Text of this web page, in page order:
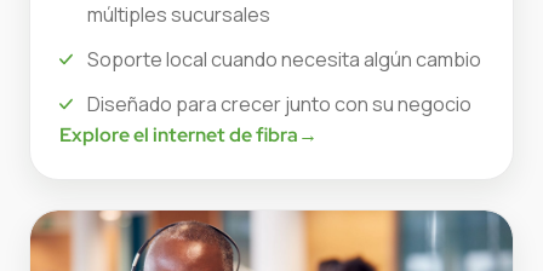
múltiples sucursales
Soporte local cuando necesita algún cambio
Diseñado para crecer junto con su negocio
Explore el internet de fibra→